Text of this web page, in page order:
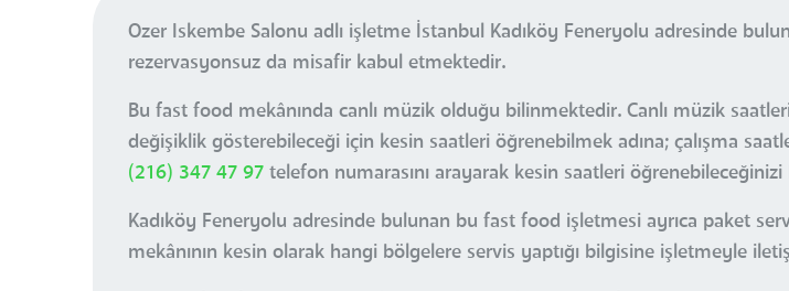
Ozer Iskembe Salonu adlı işletme İstanbul Kadıköy Feneryolu adresinde
rezervasyonsuz da misafir kabul etmektedir.
Bu fast food mekânında canlı müzik olduğu bilinmektedir. Canlı müzik
değişiklik gösterebileceği için kesin saatleri öğrenebilmek adına; çalışma
(216) 347 47 97 telefon numarasını arayarak kesin saatleri
Kadıköy Feneryolu adresinde bulunan bu fast food işletmesi ayrıca paket
mekânının kesin olarak hangi bölgelere servis yaptığı bilgisine işletmeyle